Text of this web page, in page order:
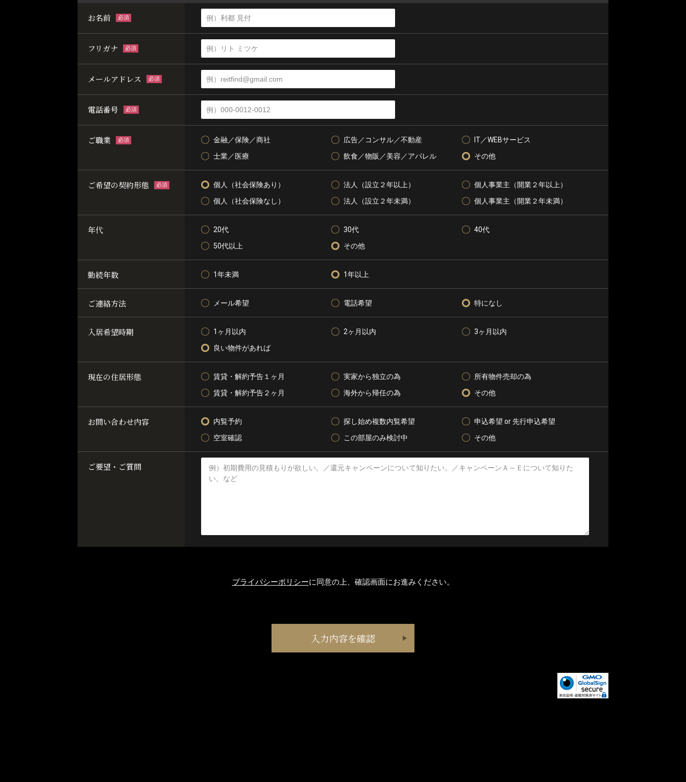
お名前 必須
フリガナ 必須
メールアドレス 必須
電話番号 必須
ご職業 必須 金融／保険／商社 広告／コンサル／不動産
IT／WEBサービス
士業／医療
飲食／物販／美容／アパレル その他
ご希望の契約形態 必須 個人（社会保険あり） 法人（設立２年以上）
個人事業主（開業２年以上）
個人（社会保険なし）
法人（設立２年未満） 個人事業主（開業２年未満）
年代 20代 30代
40代
50代以上
その他
勤続年数 1年未満 1年以上
ご連絡方法 メール希望 電話希望 特になし
入居希望時期 1ヶ月以内 2ヶ月以内
3ヶ月以内
良い物件があれば
現在の住居形態 賃貸・解約予告１ヶ月 実家から独立の為
所有物件売却の為
賃貸・解約予告２ヶ月
海外から帰任の為 その他
お問い合わせ内容 内覧予約 探し始め複数内覧希望
申込希望 or 先行申込希望
空室確認
この部屋のみ検討中 その他
ご要望・ご質問
プライバシーポリシーに同意の上、確認画面にお進みください。